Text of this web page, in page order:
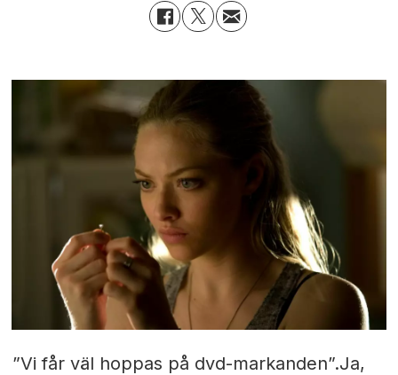
”Vi får väl hoppas på dvd-markanden”.Ja,